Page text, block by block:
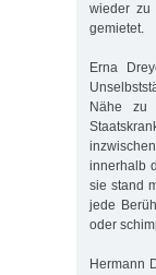
wieder zu
gemietet.
Erna
Nähe zu
innerhalb
sie stand
jede
oder
Hermann